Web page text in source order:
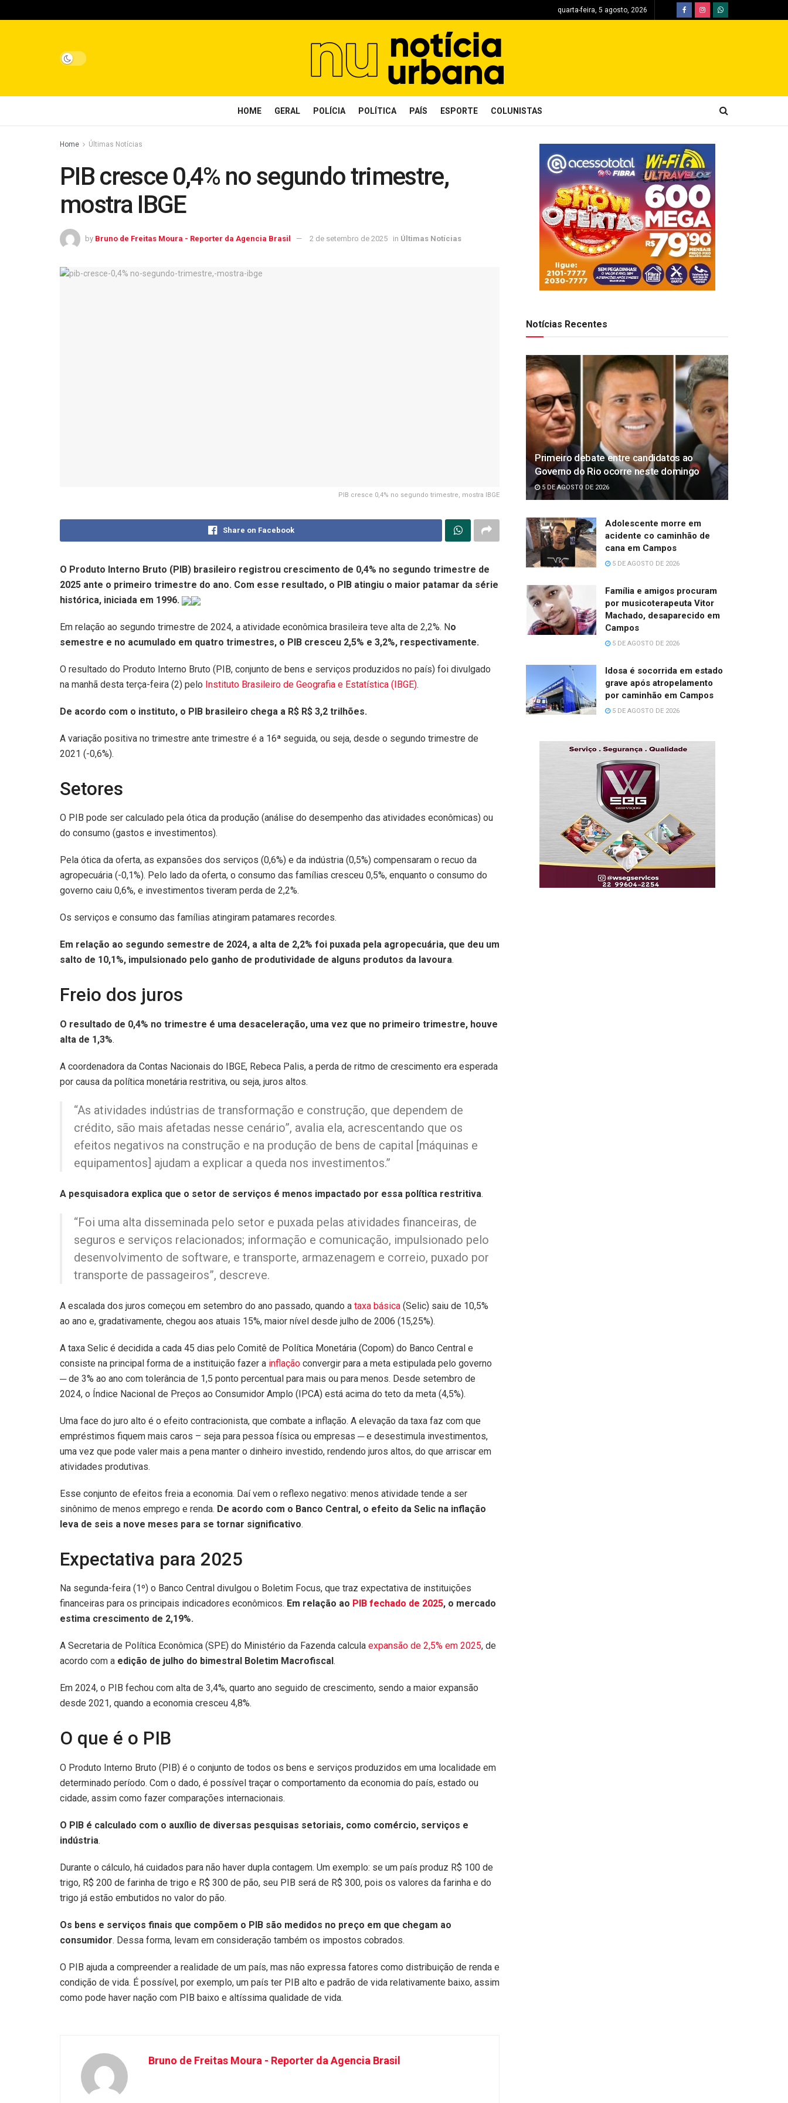
quarta-feira, 5 agosto, 2026
HOME GERAL POLÍCIA POLÍTICA PAÍS ESPORTE COLUNISTAS
Home Últimas Notícias
PIB cresce 0,4% no segundo trimestre,
mostra IBGE
by Bruno de Freitas Moura - Reporter da Agencia Brasil 2 de setembro de 2025 in Últimas Notícias
PIB cresce 0,4% no segundo trimestre, mostra IBGE
Share on Facebook
O Produto Interno Bruto (PIB) brasileiro registrou crescimento de 0,4% no segundo trimestre de
2025 ante o primeiro trimestre do ano. Com esse resultado, o PIB atingiu o maior patamar da série
histórica, iniciada em 1996.
Em relação ao segundo trimestre de 2024, a atividade econômica brasileira teve alta de 2,2%. No
semestre e no acumulado em quatro trimestres, o PIB cresceu 2,5% e 3,2%, respectivamente.
O resultado do Produto Interno Bruto (PIB, conjunto de bens e serviços produzidos no país) foi divulgado
na manhã desta terça-feira (2) pelo Instituto Brasileiro de Geografia e Estatística (IBGE).
De acordo com o instituto, o PIB brasileiro chega a R$ R$ 3,2 trilhões.
A variação positiva no trimestre ante trimestre é a 16ª seguida, ou seja, desde o segundo trimestre de
2021 (-0,6%).
Setores
O PIB pode ser calculado pela ótica da produção (análise do desempenho das atividades econômicas) ou
do consumo (gastos e investimentos).
Pela ótica da oferta, as expansões dos serviços (0,6%) e da indústria (0,5%) compensaram o recuo da
agropecuária (-0,1%). Pelo lado da oferta, o consumo das famílias cresceu 0,5%, enquanto o consumo do
governo caiu 0,6%, e investimentos tiveram perda de 2,2%.
Os serviços e consumo das famílias atingiram patamares recordes.
Em relação ao segundo semestre de 2024, a alta de 2,2% foi puxada pela agropecuária, que deu um
salto de 10,1%, impulsionado pelo ganho de produtividade de alguns produtos da lavoura.
Freio dos juros
O resultado de 0,4% no trimestre é uma desaceleração, uma vez que no primeiro trimestre, houve
alta de 1,3%.
A coordenadora da Contas Nacionais do IBGE, Rebeca Palis, a perda de ritmo de crescimento era esperada
por causa da política monetária restritiva, ou seja, juros altos.
“As atividades indústrias de transformação e construção, que dependem de
crédito, são mais afetadas nesse cenário”, avalia ela, acrescentando que os
efeitos negativos na construção e na produção de bens de capital [máquinas e
equipamentos] ajudam a explicar a queda nos investimentos.”
A pesquisadora explica que o setor de serviços é menos impactado por essa política restritiva.
“Foi uma alta disseminada pelo setor e puxada pelas atividades financeiras, de
seguros e serviços relacionados; informação e comunicação, impulsionado pelo
desenvolvimento de software, e transporte, armazenagem e correio, puxado por
transporte de passageiros”, descreve.
A escalada dos juros começou em setembro do ano passado, quando a taxa básica (Selic) saiu de 10,5%
ao ano e, gradativamente, chegou aos atuais 15%, maior nível desde julho de 2006 (15,25%).
A taxa Selic é decidida a cada 45 dias pelo Comitê de Política Monetária (Copom) do Banco Central e
consiste na principal forma de a instituição fazer a inflação convergir para a meta estipulada pelo governo
─ de 3% ao ano com tolerância de 1,5 ponto percentual para mais ou para menos. Desde setembro de
2024, o Índice Nacional de Preços ao Consumidor Amplo (IPCA) está acima do teto da meta (4,5%).
Uma face do juro alto é o efeito contracionista, que combate a inflação. A elevação da taxa faz com que
empréstimos fiquem mais caros – seja para pessoa física ou empresas ─ e desestimula investimentos,
uma vez que pode valer mais a pena manter o dinheiro investido, rendendo juros altos, do que arriscar em
atividades produtivas.
Esse conjunto de efeitos freia a economia. Daí vem o reflexo negativo: menos atividade tende a ser
sinônimo de menos emprego e renda. De acordo com o Banco Central, o efeito da Selic na inflação
leva de seis a nove meses para se tornar significativo.
Expectativa para 2025
Na segunda-feira (1º) o Banco Central divulgou o Boletim Focus, que traz expectativa de instituições
financeiras para os principais indicadores econômicos. Em relação ao PIB fechado de 2025, o mercado
estima crescimento de 2,19%.
A Secretaria de Política Econômica (SPE) do Ministério da Fazenda calcula expansão de 2,5% em 2025, de
acordo com a edição de julho do bimestral Boletim Macrofiscal .
Em 2024, o PIB fechou com alta de 3,4%, quarto ano seguido de crescimento, sendo a maior expansão
desde 2021, quando a economia cresceu 4,8%.
O que é o PIB
O Produto Interno Bruto (PIB) é o conjunto de todos os bens e serviços produzidos em uma localidade em
determinado período. Com o dado, é possível traçar o comportamento da economia do país, estado ou
cidade, assim como fazer comparações internacionais.
O PIB é calculado com o auxílio de diversas pesquisas setoriais, como comércio, serviços e
indústria.
Durante o cálculo, há cuidados para não haver dupla contagem. Um exemplo: se um país produz R$ 100 de
trigo, R$ 200 de farinha de trigo e R$ 300 de pão, seu PIB será de R$ 300, pois os valores da farinha e do
trigo já estão embutidos no valor do pão.
Os bens e serviços finais que compõem o PIB são medidos no preço em que chegam ao
consumidor. Dessa forma, levam em consideração também os impostos cobrados.
O PIB ajuda a compreender a realidade de um país, mas não expressa fatores como distribuição de renda e
condição de vida. É possível, por exemplo, um país ter PIB alto e padrão de vida relativamente baixo, assim
como pode haver nação com PIB baixo e altíssima qualidade de vida.
Bruno de Freitas Moura - Reporter da Agencia Brasil
Notícias Recentes
Primeiro debate entre candidatos ao
Governo do Rio ocorre neste domingo
5 DE AGOSTO DE 2026
Adolescente morre em
acidente co caminhão de
cana em Campos
5 DE AGOSTO DE 2026
Família e amigos procuram
por musicoterapeuta Vitor
Machado, desaparecido em
Campos
5 DE AGOSTO DE 2026
Idosa é socorrida em estado
grave após atropelamento
por caminhão em Campos
5 DE AGOSTO DE 2026